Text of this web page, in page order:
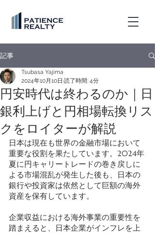
記事
円安時代は終わるのか｜日
銀利上げと円相場転換リス
クをロイターが解説
Tsubasa Yajima
2024年10月10日 読了時間: 4分
日本は現在も世界の金融市場において
重要な役割を果たしています。2024年
夏に円キャリートレードの巻き戻しに
よる市場混乱が発生した後も、日本の
銀行や投資家は依然として巨額の海外
資産を保有しています。
企業収益における海外事業の重要性を
踏まえると、日本企業がインフレを上